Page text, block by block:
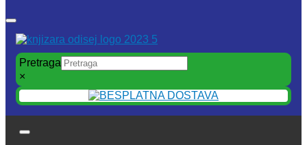
Pretraga
×